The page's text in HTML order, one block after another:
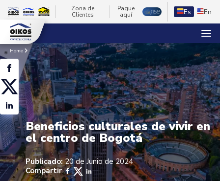
Zona de
Clientes
Pague
aquí
Es En
Home
Beneficios culturales de vivir en
el centro de Bogotá
Publicado:20 de Junio de 2024
Compartir